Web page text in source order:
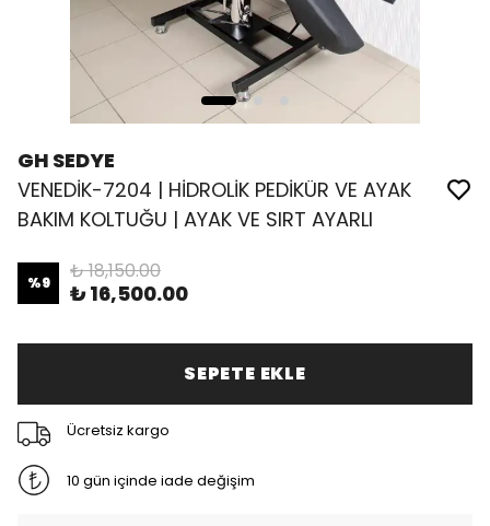
GH SEDYE
VENEDİK-7204 | HİDROLİK PEDİKÜR VE AYAK
BAKIM KOLTUĞU | AYAK VE SIRT AYARLI
%9 ₺ 18,150.00
₺ 16,500.00
SEPETE EKLE
Ücretsiz kargo
10 gün içinde iade değişim